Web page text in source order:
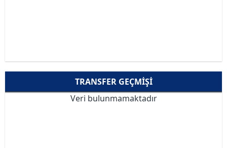
TRANSFER GEÇMIŞI
Veri bulunmamaktadır